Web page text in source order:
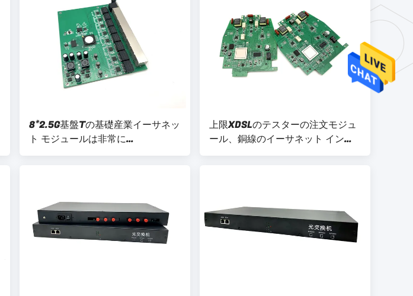
8*2.5G基盤Tの基礎産業イーサネッ
ト モジュールは非常に
130mm×175mm×20mmを統合し
上限XDSLのテスターの注文モジュ
ール、銅線のイーサネット インタ
フェース・モジュール